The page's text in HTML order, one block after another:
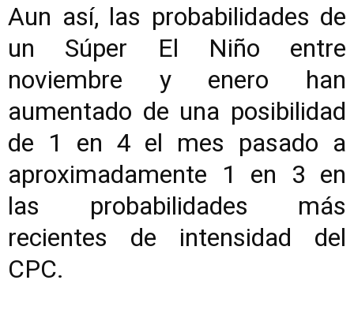
Aun así, las probabilidades de
un Súper El Niño entre
noviembre y enero han
aumentado de una posibilidad
de 1 en 4 el mes pasado a
aproximadamente 1 en 3 en
las probabilidades más
recientes de intensidad del
CPC.